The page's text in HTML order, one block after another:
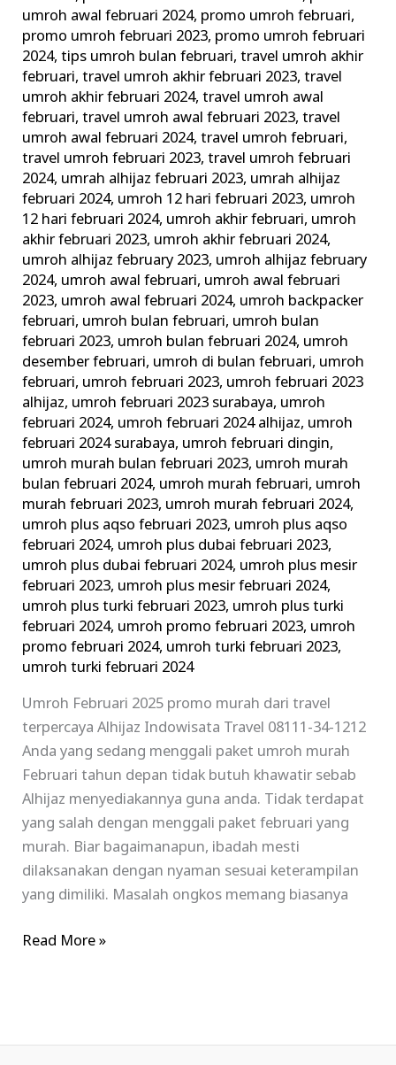
umroh awal februari 2024, promo umroh februari,
promo umroh februari 2023, promo umroh februari
2024,tips umroh bulan februari,travel umroh akhir
februari,travel umroh akhir februari 2023,travel
umroh akhir februari 2024,travel umroh awal
februari,travel umroh awal februari 2023,travel
umroh awal februari 2024,travel umroh februari,
travel umroh februari 2023,travel umroh februari
2024, umrah alhijaz februari 2023, umrah alhijaz
februari 2024, umroh 12 hari februari 2023, umroh
12 hari februari 2024, umroh akhir februari, umroh
akhir februari 2023, umroh akhir februari 2024,
umroh alhijaz february 2023, umroh alhijaz february
2024, umroh awal februari, umroh awal februari
2023, umroh awal februari 2024, umroh backpacker
februari, umroh bulan februari, umroh bulan
februari 2023, umroh bulan februari 2024, umroh
desember februari, umroh di bulan februari, umroh
februari, umroh februari 2023, umroh februari 2023
alhijaz, umroh februari 2023 surabaya, umroh
februari 2024, umroh februari 2024 alhijaz, umroh
februari 2024 surabaya, umroh februari dingin,
umroh murah bulan februari 2023, umroh murah
bulan februari 2024, umroh murah februari, umroh
murah februari 2023, umroh murah februari 2024,
umroh plus aqso februari 2023, umroh plus aqso
februari 2024, umroh plus dubai februari 2023,
umroh plus dubai februari 2024, umroh plus mesir
februari 2023, umroh plus mesir februari 2024,
umroh plus turki februari 2023, umroh plus turki
februari 2024, umroh promo februari 2023, umroh
promo februari 2024, umroh turki februari 2023,
umroh turki februari 2024
Umroh Februari 2025 promo murah dari travel
terpercaya Alhijaz Indowisata Travel 08111-34-1212
Anda yang sedang menggali paket umroh murah
Februari tahun depan tidak butuh khawatir sebab
Alhijaz menyediakannya guna anda. Tidak terdapat
yang salah dengan menggali paket februari yang
murah. Biar bagaimanapun, ibadah mesti
dilaksanakan dengan nyaman sesuai keterampilan
yang dimiliki. Masalah ongkos memang biasanya
Read More »